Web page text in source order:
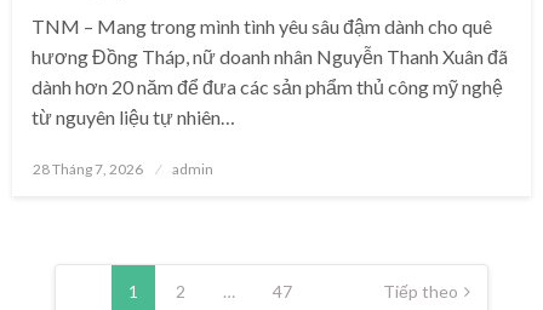
TNM – Mang trong mình tình yêu sâu đậm dành cho quê
hương Đồng Tháp, nữ doanh nhân Nguyễn Thanh Xuân đã
dành hơn 20 năm để đưa các sản phẩm thủ công mỹ nghệ
từ nguyên liệu tự nhiên…
Posted
28 Tháng 7, 2026 admin
Phân
1 2 … 47 Tiếp theo